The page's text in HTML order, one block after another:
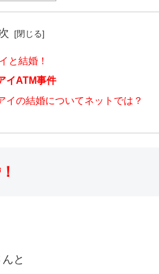
と結婚！
イATM事件
イの結婚についてネットでは？
と